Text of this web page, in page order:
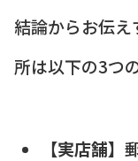
結論からお伝
所は以下の3つ
【実店舗】